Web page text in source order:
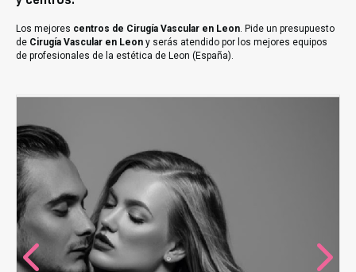
Los mejores centros de Cirugía Vascular en Leon. Pide un presupuesto
de Cirugía Vascular en Leon y serás atendido por los mejores equipos
de profesionales de la estética de Leon (España).